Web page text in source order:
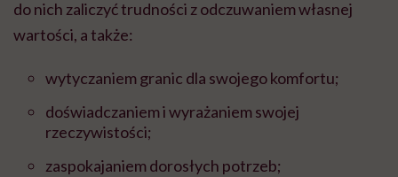
do nich zaliczyć trudności z odczuwaniem własnej
wartości, a także:
wytyczaniem granic dla swojego komfortu;
doświadczaniem i wyrażaniem swojej
rzeczywistości;
zaspokajaniem dorosłych potrzeb;